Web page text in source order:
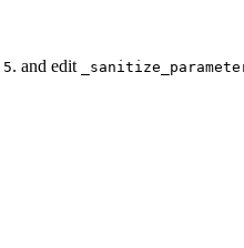
5. and edit